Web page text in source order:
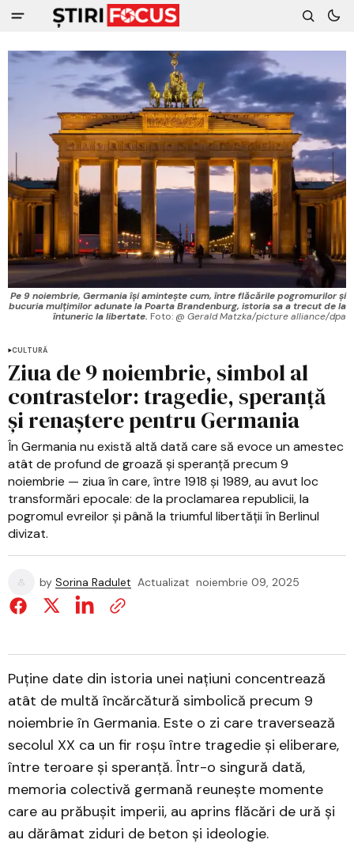
Pe 9 noiembrie, Germania își amintește cum, între flăcările pogromurilor și
bucuria mulțimilor adunate la Poarta Brandenburg, istoria sa a trecut de la
întuneric la libertate. Foto: @ Gerald Matzka/picture alliance/dpa
CULTURĂ
Ziua de 9 noiembrie, simbol al
contrastelor: tragedie, speranță
și renaștere pentru Germania
În Germania nu există altă dată care să evoce un amestec
atât de profund de groază şi speranţă precum 9
noiembrie — ziua în care, între 1918 şi 1989, au avut loc
transformări epocale: de la proclamarea republicii, la
pogromul evreilor şi până la triumful libertăţii în Berlinul
divizat.
by Sorina Radulet Actualizat noiembrie 09, 2025
Puține date din istoria unei națiuni concentrează
atât de multă încărcătură simbolică precum 9
noiembrie în Germania. Este o zi care traversează
secolul XX ca un fir roșu între tragedie și eliberare,
între teroare și speranță. Într-o singură dată,
memoria colectivă germană reunește momente
care au prăbușit imperii, au aprins flăcări de ură și
au dărâmat ziduri de beton și ideologie.